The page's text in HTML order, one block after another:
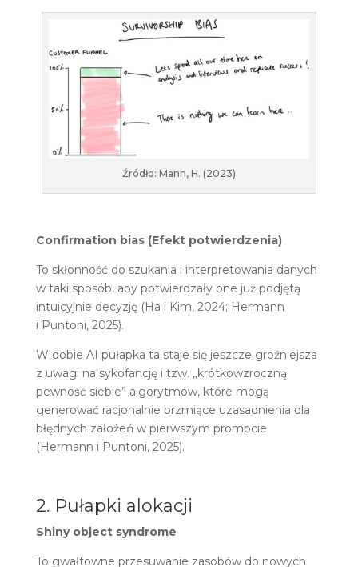
Źródło: Mann, H. (2023)
Confirmation bias (Efekt potwierdzenia)
To skłonność do szukania i interpretowania danych
w taki sposób, aby potwierdzały one już podjętą
intuicyjnie decyzję (Ha i Kim, 2024; Hermann
i Puntoni, 2025).
W dobie AI pułapka ta staje się jeszcze groźniejsza
z uwagi na sykofancję i tzw. „krótkowzroczną
pewność siebie” algorytmów, które mogą
generować racjonalnie brzmiące uzasadnienia dla
błędnych założeń w pierwszym prompcie
(Hermann i Puntoni, 2025).
2. Pułapki alokacji
Shiny object syndrome
To gwałtowne przesuwanie zasobów do nowych